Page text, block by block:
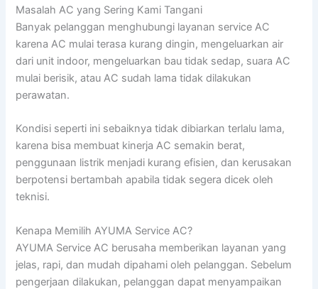
Masalah AC yang Sering Kami Tangani
Banyak pelanggan menghubungi layanan service AC
karena AC mulai terasa kurang dingin, mengeluarkan air
dari unit indoor, mengeluarkan bau tidak sedap, suara AC
mulai berisik, atau AC sudah lama tidak dilakukan
perawatan.
Kondisi seperti ini sebaiknya tidak dibiarkan terlalu lama,
karena bisa membuat kinerja AC semakin berat,
penggunaan listrik menjadi kurang efisien, dan kerusakan
berpotensi bertambah apabila tidak segera dicek oleh
teknisi.
Kenapa Memilih AYUMA Service AC?
AYUMA Service AC berusaha memberikan layanan yang
jelas, rapi, dan mudah dipahami oleh pelanggan. Sebelum
pengerjaan dilakukan, pelanggan dapat menyampaikan